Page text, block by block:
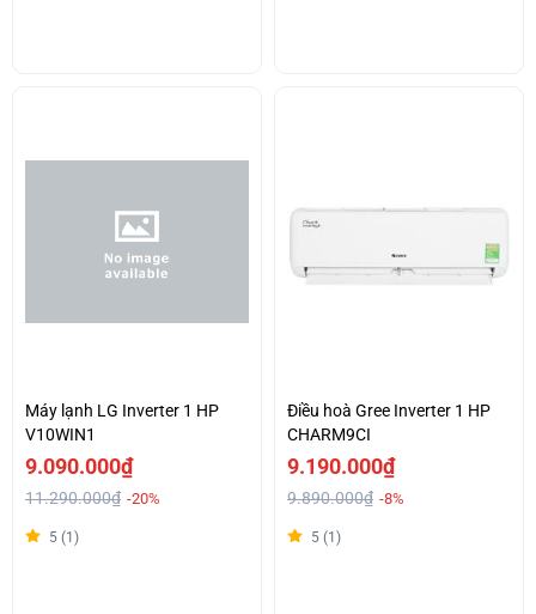
Máy lạnh LG Inverter 1 HP
V10WIN1
9.090.000₫
11.290.000₫ -20%
5 (1)
Điều hoà Gree Inverter 1 HP
CHARM9CI
9.190.000₫
9.890.000₫ -8%
5 (1)